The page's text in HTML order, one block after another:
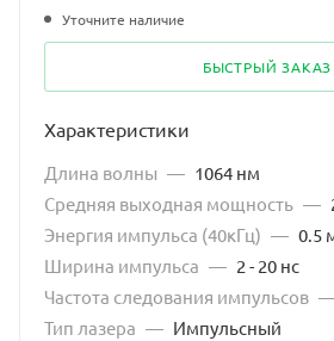
Уточните наличие
БЫСТРЫЙ ЗАКАЗ
Характеристики
Длина волны — 1064 нм
Средняя выходная мощность —
Энергия импульса (40кГц) — 0.5
Ширина импульса — 2 - 20 нс
Частота следования импульсов
Тип лазера — Импульсный